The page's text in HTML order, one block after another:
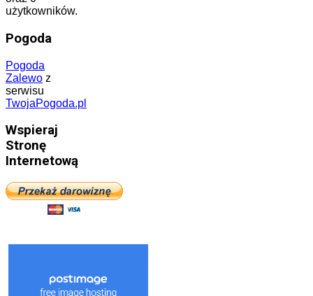
użytkowników.
Pogoda
Pogoda
Zalewo z
serwisu
TwojaPogoda.pl
Wspieraj
Stronę
Internetową